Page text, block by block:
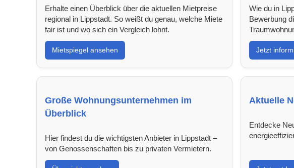
Erhalte einen Überblick über die aktuellen Mietpreise
regional in Lippstadt. So weißt du genau, welche Miete
fair ist und wo sich ein Vergleich lohnt.
Mietspiegel ansehen
Wie du in
Bewerbung
Jetzt
Große Wohnungsunternehmen im
Überblick
Hier findest du die wichtigsten Anbieter in Lippstadt –
von Genossenschaften bis zu privaten Vermietern.
Aktuelle
Entdecke